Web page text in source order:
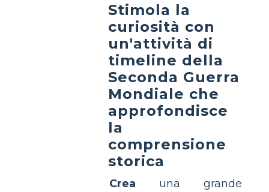
Stimola la
curiosità con
un'attività di
timeline della
Seconda Guerra
Mondiale che
approfondisce
la
comprensione
storica
Crea una grande